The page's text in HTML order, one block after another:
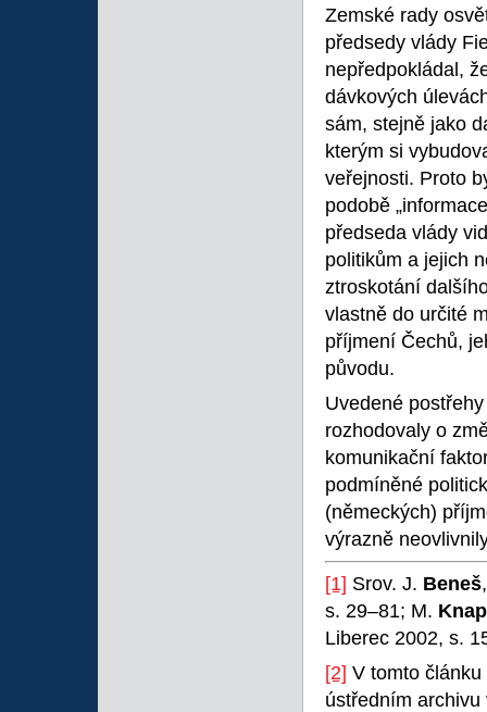
Zemské rady
předsedy vlády
nepředpokládal,
dávkových
sám, stejně jako
kterým si
veřejnosti. Proto
podobě
předseda vlády
politikům a jejich
ztroskotání
vlastně do určité
příjmení Čechů,
původu.
Uvedené
rozhodovaly o
komunikační
podmíněné
(německých)
výrazně
[1] Srov. J. Beneš
s. 29–81; M.
Liberec 2002, s.
[2] V tomto
ústředním